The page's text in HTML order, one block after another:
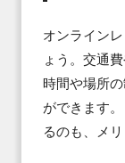
オンライン
ょう。交通
時間や場所
ができます
るのも、メ